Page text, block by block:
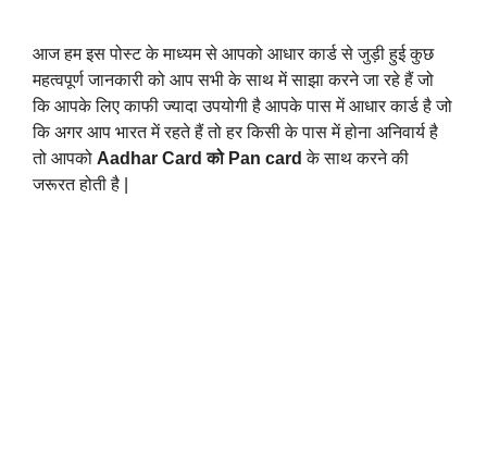
आज हम इस पोस्ट के माध्यम से आपको आधार कार्ड से जुड़ी हुई कुछ
महत्वपूर्ण जानकारी को आप सभी के साथ में साझा करने जा रहे हैं जो
कि आपके लिए काफी ज्यादा उपयोगी है आपके पास में आधार कार्ड है जो
कि अगर आप भारत में रहते हैं तो हर किसी के पास में होना अनिवार्य है
तो आपको Aadhar Card को Pan card के साथ करने की
जरूरत होती है |